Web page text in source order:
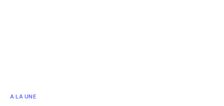
A LA UNE